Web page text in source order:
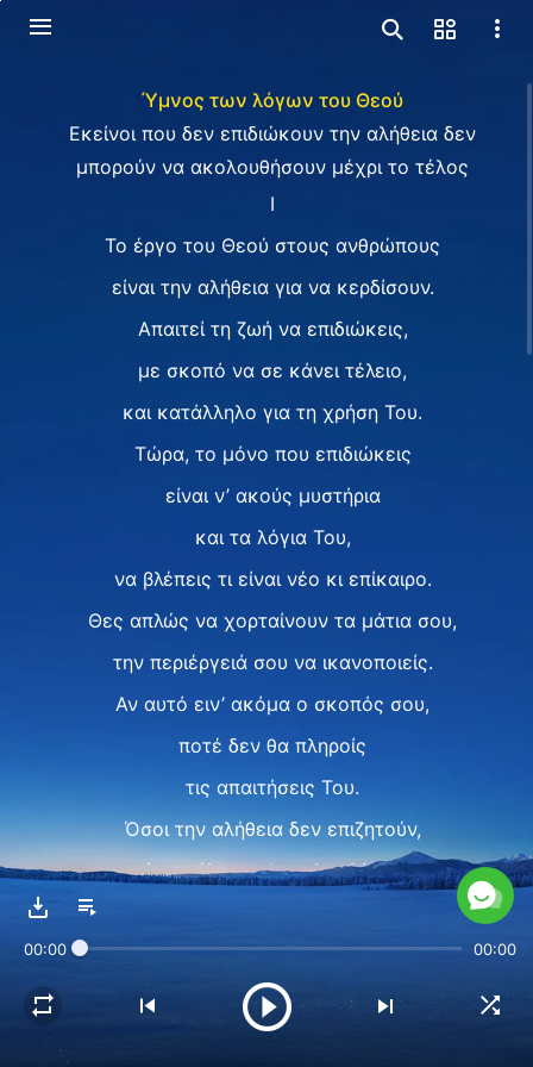
Ύμνος των λόγων του Θεού
Εκείνοι που δεν επιδιώκουν την αλήθεια δεν
μπορούν να ακολουθήσουν μέχρι το τέλος
Ⅰ
Το έργο του Θεού στους ανθρώπους
είναι την αλήθεια για να κερδίσουν.
Απαιτεί τη ζωή να επιδιώκεις,
με σκοπό να σε κάνει τέλειο,
και κατάλληλο για τη χρήση Του.
Τώρα, το μόνο που επιδιώκεις
είναι ν’ ακούς μυστήρια
και τα λόγια Του,
να βλέπεις τι είναι νέο κι επίκαιρο.
Θες απλώς να χορταίνουν τα μάτια σου,
την περιέργειά σου να ικανοποιείς.
Αν αυτό ειν’ ακόμα ο σκοπός σου,
ποτέ δεν θα πληροίς
τις απαιτήσεις Του.
Όσοι την αλήθεια δεν επιζητούν,
μέχρι τέλους ν’ ακολουθήσουν
Ⅱ
Δεν είναι ότι ο Θεός δεν εργάζεται,
είν’ ότι οι άνθρωποι
00:00 00:00